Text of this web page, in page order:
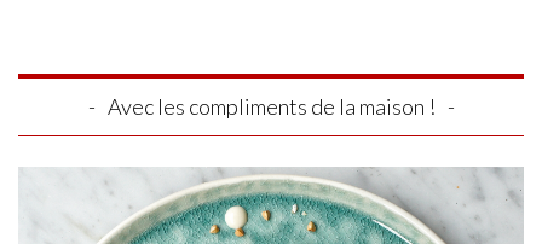
Avec les compliments de la maison !